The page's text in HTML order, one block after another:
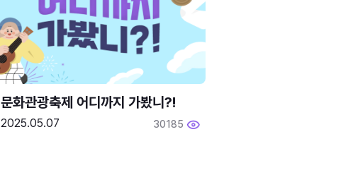
문화관광축제 어디까지 가봤니?!
2025.05.07 30185